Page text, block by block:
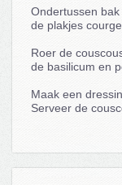
Ondertussen
de plakjes
Roer de
de basilicum en
Maak een
Serveer de